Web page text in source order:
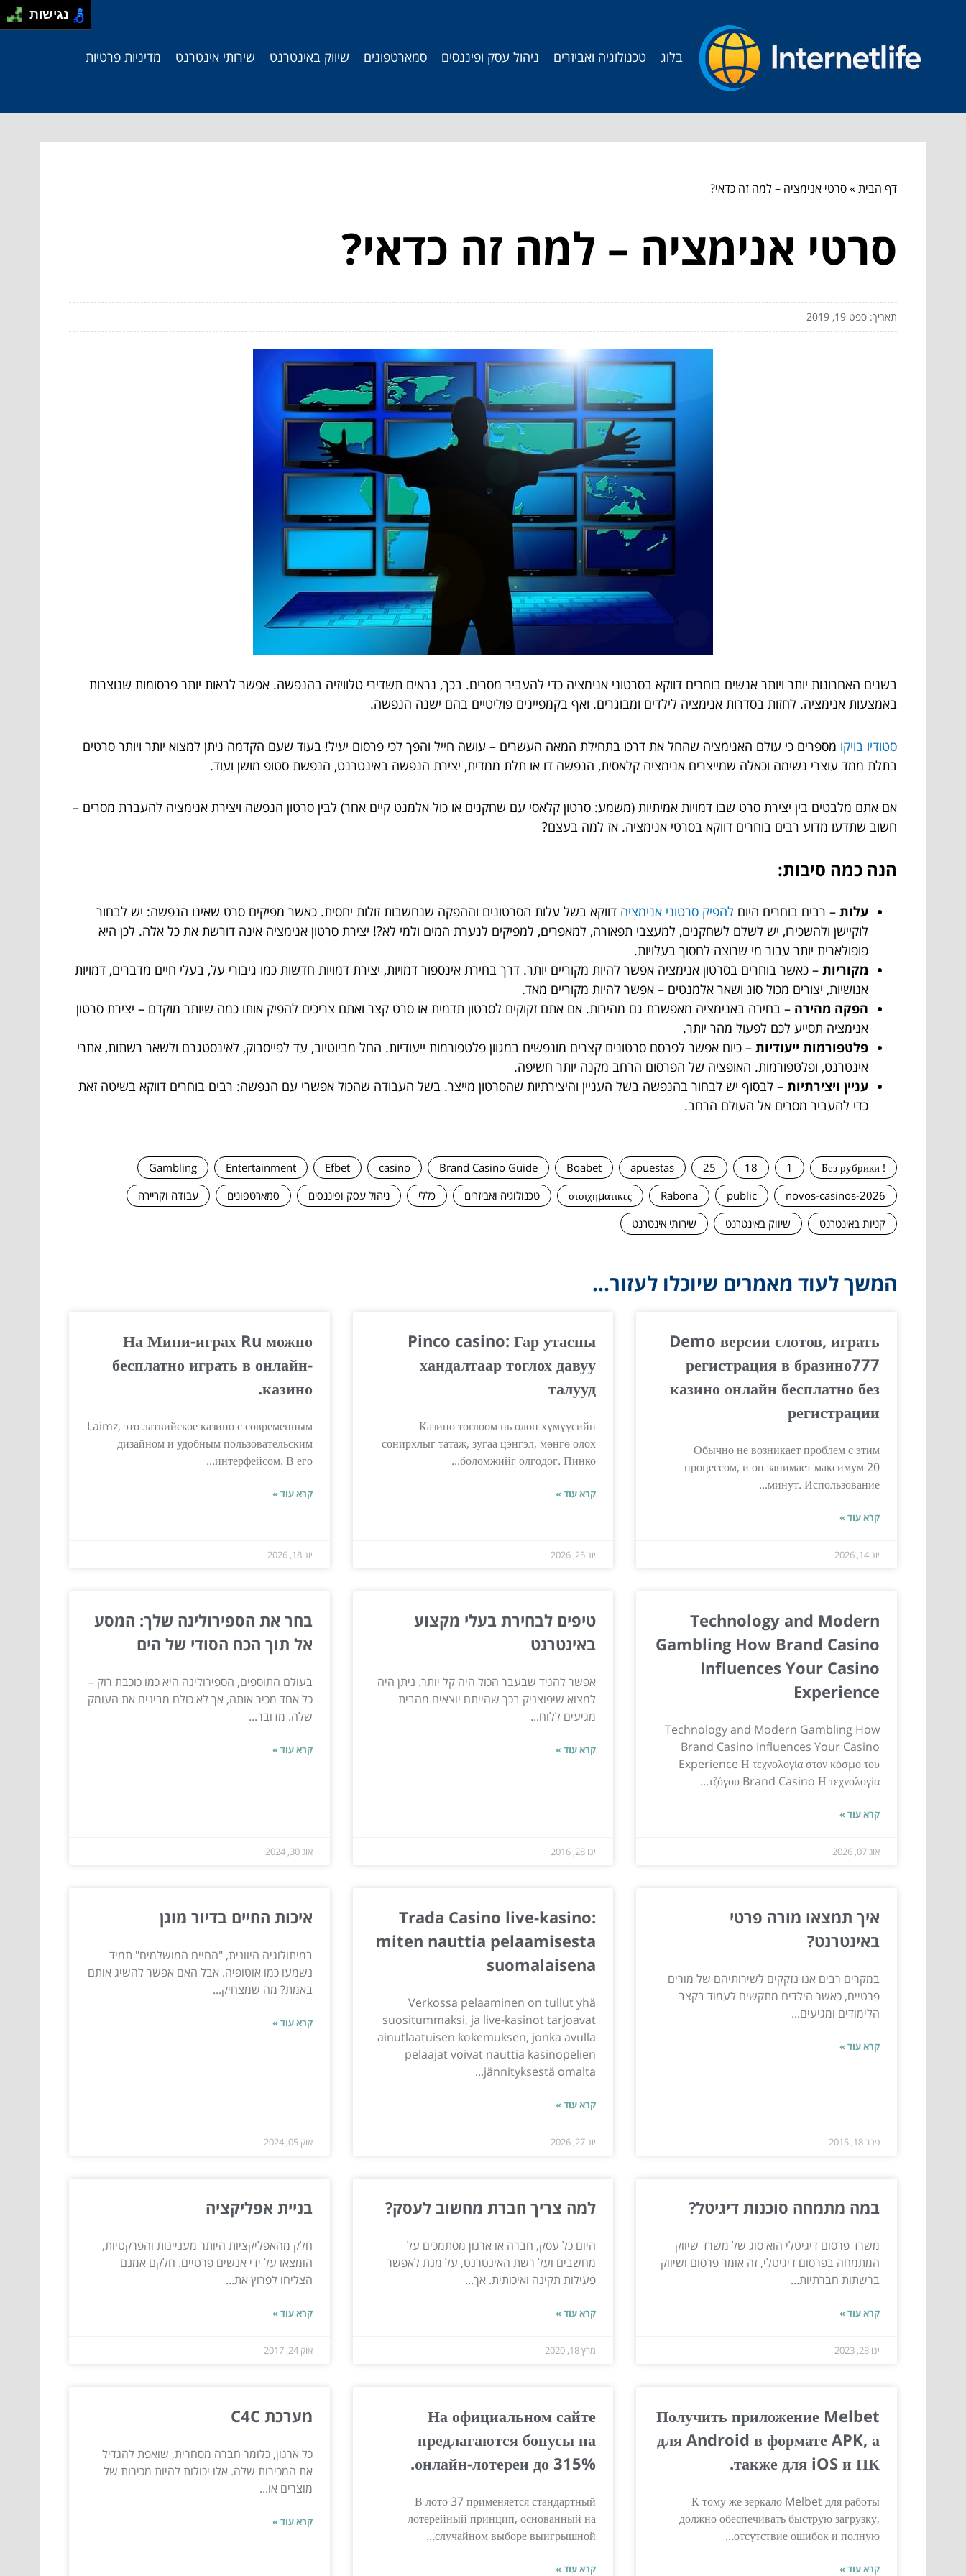
בלוג טכנולוגיה ואביזרים ניהול עסק ופיננסים סמארטפונים שיווק באינטרנט שירותי אינטרנט מדיניות פרטיות
דף הבית»סרטי אנימציה – למה זה כדאי?
סרטי אנימציה – למה זה כדאי?
תאריך: ספט 19, 2019
בשנים האחרונות יותר ויותר אנשים בוחרים דווקא בסרטוני אנימציה כדי להעביר מסרים. בכך, נראים תשדירי טלוויזיה בהנפשה. אפשר לראות יותר פרסומות שנוצרות
באמצעות אנימציה. לחזות בסדרות אנימציה לילדים ומבוגרים. ואף בקמפיינים פוליטיים בהם ישנה הנפשה.
סטודיו בויקו מספרים כי עולם האנימציה שהחל את דרכו בתחילת המאה העשרים – עושה חייל והפך לכי פרסום יעיל! בעוד שעם הקדמה ניתן למצוא יותר ויותר סרטים
בתלת ממד עוצרי נשימה וכאלה שמייצרים אנימציה קלאסית, הנפשה דו או תלת ממדית, יצירת הנפשה באינטרנט, הנפשת סטופ מושן ועוד.
אם אתם מלבטים בין יצירת סרט שבו דמויות אמיתיות (משמע: סרטון קלאסי עם שחקנים או כול אלמנט קיים אחר) לבין סרטון הנפשה ויצירת אנימציה להעברת מסרים –
חשוב שתדעו מדוע רבים בוחרים דווקא בסרטי אנימציה. אז למה בעצם?
הנה כמה סיבות:
עלות – רבים בוחרים היום להפיק סרטוני אנימציה דווקא בשל עלות הסרטונים וההפקה שנחשבות זולות יחסית. כאשר מפיקים סרט שאינו הנפשה: יש לבחור
לוקיישן ולהשכירו, יש לשלם לשחקנים, למעצבי תפאורה, למאפרים, למפיקים לנערת המים ולמי לא?! יצירת סרטון אנימציה אינה דורשת את כל אלה. לכן היא
פופולארית יותר עבור מי שרוצה לחסוך בעלויות.
מקוריות – כאשר בוחרים בסרטון אנימציה אפשר להיות מקוריים יותר. דרך בחירת אינספור דמויות, יצירת דמויות חדשות כמו גיבורי על, בעלי חיים מדברים, דמויות
אנושיות, יצורים מכול סוג ושאר אלמנטים – אפשר להיות מקוריים מאד.
הפקה מהירה – בחירה באנימציה מאפשרת גם מהירות. אם אתם זקוקים לסרטון תדמית או סרט קצר ואתם צריכים להפיק אותו כמה שיותר מוקדם – יצירת סרטון
אנימציה תסייע לכם לפעול מהר יותר.
פלטפורמות ייעודיות – כיום אפשר לפרסם סרטונים קצרים מונפשים במגוון פלטפורמות ייעודיות. החל מביוטיוב, עד לפייסבוק, לאינסטגרם ולשאר רשתות, אתרי
אינטרנט, ופלטפורמות. האופציה של הפרסום הרחב מקנה יותר חשיפה.
עניין ויצירתיות – לבסוף יש לבחור בהנפשה בשל העניין והיצירתיות שהסרטון מייצר. בשל העבודה שהכול אפשרי עם הנפשה: רבים בוחרים דווקא בשיטה זאת
כדי להעביר מסרים אל העולם הרחב.
! Без рубрики
1
18
25
apuestas
Boabet
Brand Casino Guide
casino
Efbet
Entertainment
Gambling
novos-casinos-2026
public
Rabona
στοιχηματικες טכנולוגיה ואביזרים כללי ניהול עסק ופיננסים סמארטפונים
עבודה וקריירה
קניות באינטרנט
שיווק באינטרנט שירותי אינטרנט
המשך לעוד מאמרים שיוכלו לעזור...
Demo версии слотов, играть
регистрация в бразино777
казино онлайн бесплатно без
регистрации
Обычно не возникает проблем с этим
процессом, и он занимает максимум 20
минут. Использование...
קרא עוד »
יונ 14, 2026
Pinco casino: Гар утасны
хандалтаар тоглох давуу
талууд
Казино тоглоом нь олон хүмүүсийн
сонирхлыг татаж, зугаа цэнгэл, мөнгө олох
боломжийг олгодог. Пинко...
קרא עוד »
יונ 25, 2026
На Мини-играх Ru можно
бесплатно играть в онлайн-
казино.
Laimz, это латвийское казино с современным
дизайном и удобным пользовательским
интерфейсом. В его...
קרא עוד »
יונ 18, 2026
Technology and Modern
Gambling How Brand Casino
Influences Your Casino
Experience
Technology and Modern Gambling How
Brand Casino Influences Your Casino
Experience Η τεχνολογία στον κόσμο του
τζόγου Brand Casino Η τεχνολογία...
קרא עוד »
אוג 07, 2026
טיפים לבחירת בעלי מקצוע
באינטרנט
אפשר להגיד שבעבר הכול היה קל יותר. ניתן היה
למצוא שיפוצניק בכך שהייתם יוצאים מהבית
מגיעים ללוח...
קרא עוד »
ינו 28, 2016
בחר את הספירולינה שלך: המסע
אל תוך הכח הסודי של הים
בעולם התוספים, הספירולינה היא כמו כוכבת רוק –
כל אחד מכיר אותה, אך לא כולם מבינים את העומק
שלה. מדובר...
קרא עוד »
אוג 30, 2024
איך תמצאו מורה פרטי
באינטרנט?
במקרים רבים אנו נזקקים לשירותיהם של מורים
פרטיים, כאשר הילדים מתקשים לעמוד בקצב
הלימודים ומגיעים...
קרא עוד »
פבר 18, 2015
Trada Casino live-kasino:
miten nauttia pelaamisesta
suomalaisena
Verkossa pelaaminen on tullut yhä
suositummaksi, ja live-kasinot tarjoavat
ainutlaatuisen kokemuksen, jonka avulla
pelaajat voivat nauttia kasinopelien
jännityksestä omalta...
קרא עוד »
יונ 27, 2026
איכות החיים בדיור מוגן
במיתולוגיה היוונית, "החיים המושלמים" תמיד
נשמעו כמו אוטופיה. אבל האם אפשר להשיג אותם
באמת? מה שמצחיק...
קרא עוד »
אוק 05, 2024
במה מתמחה סוכנות דיגיטל?
משרד פרסום דיגיטלי הוא סוג של משרד שיווק
המתמחה בפרסום דיגיטלי, זה אומר פרסום ושיווק
ברשתות חברתיות...
קרא עוד »
ינו 28, 2023
למה צריך חברת מחשוב לעסק?
היום כל עסק, חברה או ארגון מסתמכים על
מחשבים ועל רשת האינטרנט, על מנת לאפשר
פעילות תקינה ואיכותית. אך...
קרא עוד »
מרץ 18, 2020
בניית אפליקציה
חלק מהאפליקציות היותר מעניינות והפרקטיות,
הומצאו על ידי אנשים פרטיים. חלקם אמנם
הצליחו לפרוץ את...
קרא עוד »
אוק 24, 2017
Получить приложение Melbet
для Android в формате APK, а
также для iOS и ПК.
К тому же зеркало Melbet для работы
должно обеспечивать быструю загрузку,
отсутствие ошибок и полную...
קרא עוד »
На официальном сайте
предлагаются бонусы на
онлайн-лотереи до 315%.
В лото 37 применяется стандартный
лотерейный принцип, основанный на
случайном выборе выигрышной...
קרא עוד »
מערכת C4C
כל ארגון, כלומר חברה מסחרית, שואפת להגדיל
את המכירות שלה. אלו יכולות להיות מכירות של
מוצרים או...
קרא עוד »
נגישות